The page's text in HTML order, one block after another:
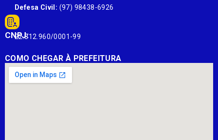
Defesa Civil: (97) 98438-6926
CNPJ:
22.812.960/0001-99
COMO CHEGAR À PREFEITURA